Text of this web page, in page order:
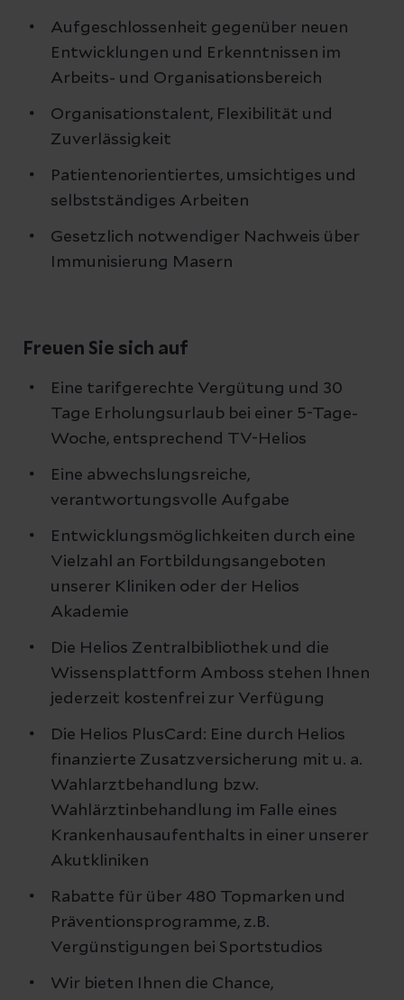
Aufgeschlossenheit gegenüber neuen
Entwicklungen und Erkenntnissen im
Arbeits- und Organisationsbereich
Organisationstalent, Flexibilität und
Zuverlässigkeit
Patientenorientiertes, umsichtiges und
selbstständiges Arbeiten
Gesetzlich notwendiger Nachweis über
Immunisierung Masern
Freuen Sie sich auf
Eine tarifgerechte Vergütung und 30
Tage Erholungsurlaub bei einer 5-Tage-
Woche, entsprechend TV-Helios
Eine abwechslungsreiche,
verantwortungsvolle Aufgabe
Entwicklungsmöglichkeiten durch eine
Vielzahl an Fortbildungsangeboten
unserer Kliniken oder der Helios
Akademie
Die Helios Zentralbibliothek und die
Wissensplattform Amboss stehen Ihnen
jederzeit kostenfrei zur Verfügung
Die Helios PlusCard: Eine durch Helios
finanzierte Zusatzversicherung mit u. a.
Wahlarztbehandlung bzw.
Wahlärztinbehandlung im Falle eines
Krankenhausaufenthalts in einer unserer
Akutkliniken
Rabatte für über 480 Topmarken und
Präventionsprogramme, z.B.
Vergünstigungen bei Sportstudios
Wir bieten Ihnen die Chance,